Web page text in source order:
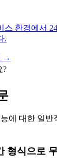
스 환경에서
.
→
?
에 대한 일반
형식으로